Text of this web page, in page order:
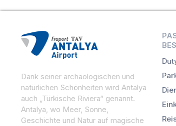
Dank seiner archäologischen und
natürlichen Schönheiten wird Antalya
auch „Türkische Riviera“ genannt.
Antalya, wo Meer, Sonne,
Geschichte und Natur auf magische